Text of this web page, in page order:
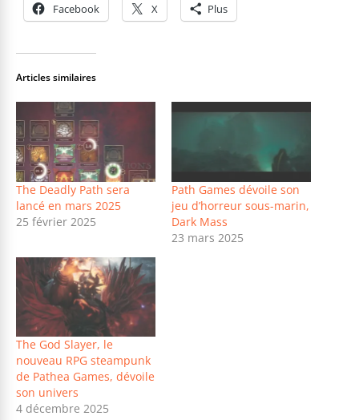
Facebook X Plus
Articles similaires
The Deadly Path sera
lancé en mars 2025
25 février 2025
Path Games dévoile son
jeu d’horreur sous-marin,
Dark Mass
23 mars 2025
The God Slayer, le
nouveau RPG steampunk
de Pathea Games, dévoile
son univers
4 décembre 2025